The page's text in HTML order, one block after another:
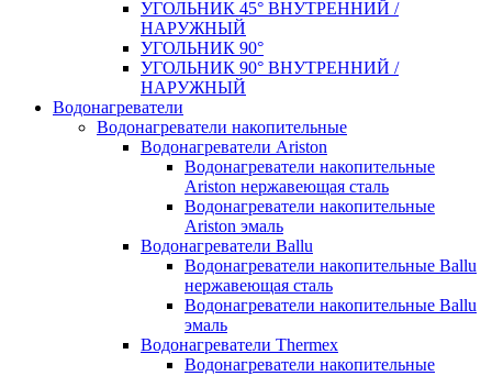
УГОЛЬНИК 45° ВНУТРЕННИЙ /
НАРУЖНЫЙ
УГОЛЬНИК 90°
УГОЛЬНИК 90° ВНУТРЕННИЙ /
НАРУЖНЫЙ
Водонагреватели
Водонагреватели накопительные
Водонагреватели Ariston
Водонагреватели накопительные
Ariston нержавеющая сталь
Водонагреватели накопительные
Ariston эмаль
Водонагреватели Ballu
Водонагреватели накопительные Ballu
нержавеющая сталь
Водонагреватели накопительные Ballu
эмаль
Водонагреватели Thermex
Водонагреватели накопительные